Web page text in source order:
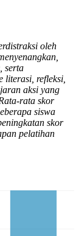
oleh
serta
literasi, refleksi,
aksi yang
rata skor
siswa
skor
pelatihan